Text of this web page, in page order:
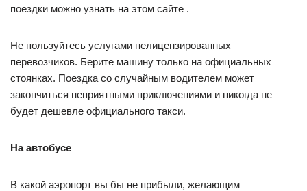
поездки можно узнать на этом сайте .
Не пользуйтесь услугами нелицензированных
перевозчиков. Берите машину только на официальных
стоянках. Поездка со случайным водителем может
закончиться неприятными приключениями и никогда не
будет дешевле официального такси.
На автобусе
В какой аэропорт вы бы не прибыли, желающим